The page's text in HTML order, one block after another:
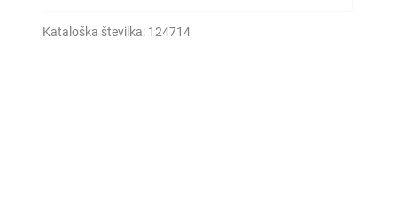
Kataloška številka: 124714